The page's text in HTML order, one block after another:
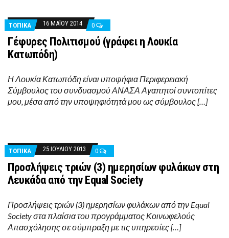
ΤΟΠΙΚΑ 16 ΜΑΪ́ΟΥ 2014 0
Γέφυρες Πολιτισμού (γράφει η Λουκία
Κατωπόδη)
Η Λουκία Κατωπόδη είναι υποψήφια Περιφερειακή
Σύμβουλος του συνδυασμού ΑΝΑΣΑ Αγαπητοί συντοπίτες
μου, μέσα από την υποψηφιότητά μου ως σύμβουλος […]
ΤΟΠΙΚΑ 25 ΙΟΥΛΊΟΥ 2013 0
Προσλήψεις τριών (3) ημερησίων φυλάκων στη
Λευκάδα από την Equal Society
Προσλήψεις τριών (3) ημερησίων φυλάκων από την Equal
Society στα πλαίσια του προγράμματος Κοινωφελούς
Απασχόλησης σε σύμπραξη με τις υπηρεσίες […]